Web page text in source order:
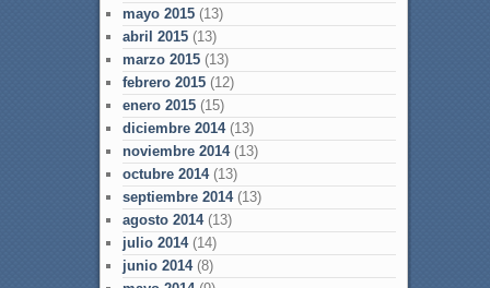
mayo 2015(13)
abril 2015(13)
marzo 2015(13)
febrero 2015(12)
enero 2015(15)
diciembre 2014(13)
noviembre 2014(13)
octubre 2014(13)
septiembre 2014(13)
agosto 2014(13)
julio 2014(14)
junio 2014(8)